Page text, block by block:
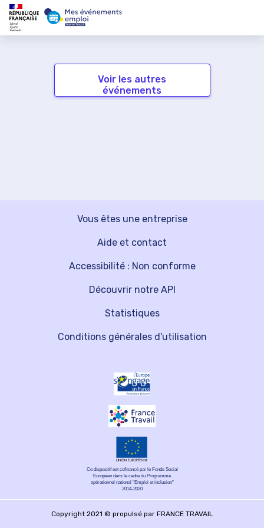
Voir les autres
événements
Vous êtes une entreprise
Découvrir notre API
Aide et contact
Statistiques
Accessibilité : Non conforme
Conditions générales d'utilisation
Ce dispositif est cofinancé par le Fonds Social
Européen dans le cadre du Programme
opérationnel national "Emploi et inclusion"
2014-2020
Copyright 2021 © propulsé par FRANCE TRAVAIL